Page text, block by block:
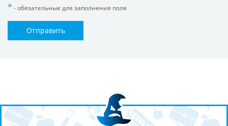
- обязательные для заполнения поля
Отправить